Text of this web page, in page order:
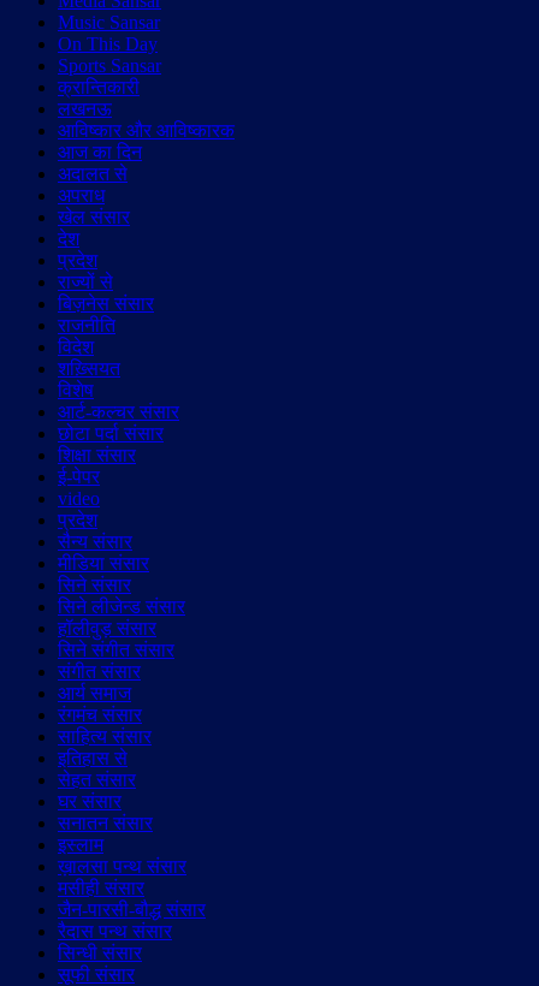
Music Sansar
On This Day
Sports Sansar
क्रान्तिकारी
लखनऊ
आविष्कार और आविष्कारक
आज का दिन
अदालत से
अपराध
खेल संसार
देश
प्रदेश
राज्यों से
बिज़नेस संसार
राजनीति
विदेश
शख़्सियत
विशेष
आर्ट-कल्चर संसार
छोटा पर्दा संसार
शिक्षा संसार
ई-पेपर
video
प्रदेश
सैन्य संसार
मीडिया संसार
सिने संसार
सिने लीजेन्ड संसार
हॉलीवुड़ संसार
सिने संगीत संसार
संगीत संसार
आर्य समाज
रंगमंच संसार
साहित्य संसार
इतिहास से
सेहत संसार
घर संसार
सनातन संसार
इस्लाम
ख़ालसा पन्थ संसार
मसीही संसार
जैन-पारसी-बौद्ध संसार
रैदास पन्थ संसार
सिन्धी संसार
सूफी संसार